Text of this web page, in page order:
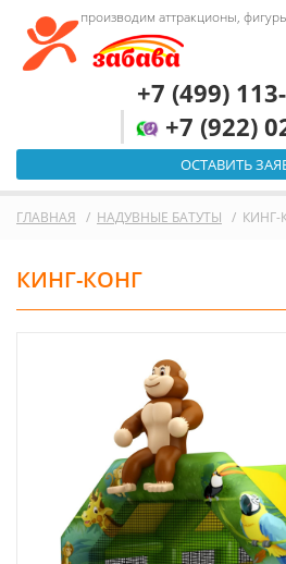
производим аттракционы,
+7 (499)
+7 (922)
ОСТАВИТЬ
ГЛАВНАЯ НАДУВНЫЕ БАТУТЫ КИНГ-
КИНГ-КОНГ